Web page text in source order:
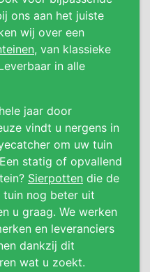
ons aan het juiste
wij over een
, van klassieke
in alle
jaar door
vindt u nergens in
om uw tuin
statig of opvallend
Sierpotten die de
tuin nog beter uit
u graag. We werken
en leveranciers
dankzij dit
wat u zoekt.